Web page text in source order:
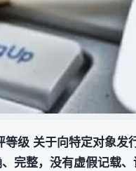
级 关于向特定对象发
完整，没有虚假记载